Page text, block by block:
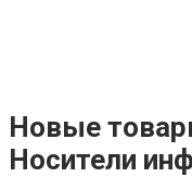
Hовые
Носители